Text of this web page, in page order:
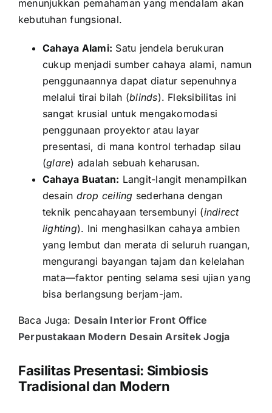
menunjukkan pemahaman yang mendalam akan
kebutuhan fungsional.
Cahaya Alami: Satu jendela berukuran
cukup menjadi sumber cahaya alami, namun
penggunaannya dapat diatur sepenuhnya
melalui tirai bilah (blinds). Fleksibilitas ini
sangat krusial untuk mengakomodasi
penggunaan proyektor atau layar
presentasi, di mana kontrol terhadap silau
(glare) adalah sebuah keharusan.
Cahaya Buatan: Langit-langit menampilkan
desain drop ceiling sederhana dengan
teknik pencahayaan tersembunyi (indirect
lighting). Ini menghasilkan cahaya ambien
yang lembut dan merata di seluruh ruangan,
mengurangi bayangan tajam dan kelelahan
mata—faktor penting selama sesi ujian yang
bisa berlangsung berjam-jam.
Baca Juga: Desain Interior Front Office
Perpustakaan Modern Desain Arsitek Jogja
Fasilitas Presentasi: Simbiosis
Tradisional dan Modern